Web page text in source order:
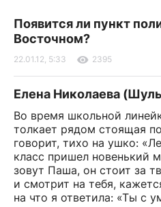
Появится ли пункт
Восточном?
22.01.12, 5:33 2395
Елена Николаева
Во время школьной
толкает рядом стоящая
говорит, тихо на ушко:
класс пришел новенький
зовут Паша, он стоит за
и смотрит на тебя,
на что я ответила: «Ты с